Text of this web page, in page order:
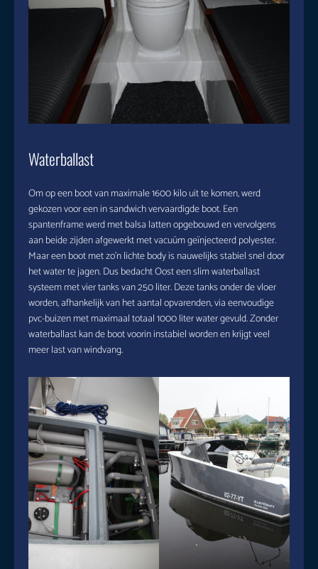
Waterballast
Om op een boot van maximale 1600 kilo uit te komen, werd
gekozen voor een in sandwich vervaardigde boot. Een
spantenframe werd met balsa latten opgebouwd en vervolgens
aan beide zijden afgewerkt met vacuüm geïnjecteerd polyester.
Maar een boot met zo’n lichte body is nauwelijks stabiel snel door
het water te jagen. Dus bedacht Oost een slim waterballast
systeem met vier tanks van 250 liter. Deze tanks onder de vloer
worden, afhankelijk van het aantal opvarenden, via eenvoudige
pvc-buizen met maximaal totaal 1000 liter water gevuld. Zonder
waterballast kan de boot voorin instabiel worden en krijgt veel
meer last van windvang.